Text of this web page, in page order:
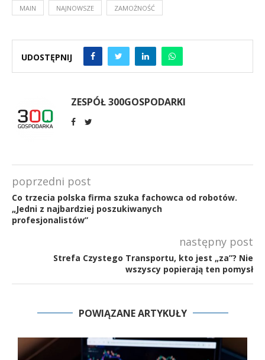
MAIN NAJNOWSZE ZAMOŻNOŚĆ
UDOSTĘPNIJ
ZESPÓŁ 300GOSPODARKI
poprzedni post
Co trzecia polska firma szuka fachowca od robotów.
„Jedni z najbardziej poszukiwanych
profesjonalistów”
następny post
Strefa Czystego Transportu, kto jest „za”? Nie
wszyscy popierają ten pomysł
POWIĄZANE ARTYKUŁY